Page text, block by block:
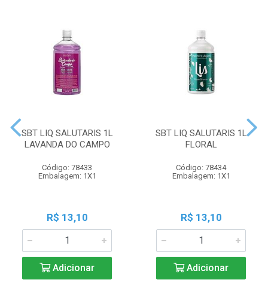
SBT LIQ SALUTARIS 1L
LAVANDA DO CAMPO
Código: 78433
Embalagem: 1X1
R$ 13,10
Adicionar
SBT LIQ SALUTARIS 1L
FLORAL
Código: 78434
Embalagem: 1X1
R$ 13,10
Adicionar